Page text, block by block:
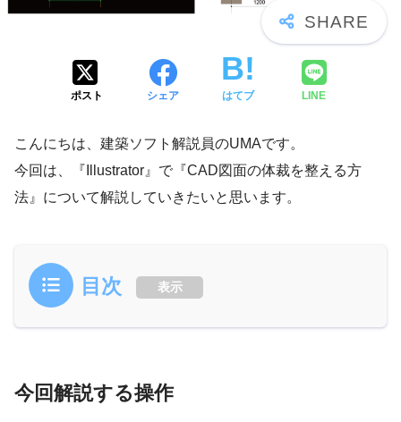
ポスト シェア はてブ LINE
こんにちは、建築ソフト解説員のUMAです。
今回は、『Illustrator』で『CAD図面の体裁を整える方
法』について解説していきたいと思います。
目次 表示
今回解説する操作